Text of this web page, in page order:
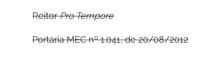
ReitorPro Tempore
Portaria MEC nº 1.041, de 20/08/2012